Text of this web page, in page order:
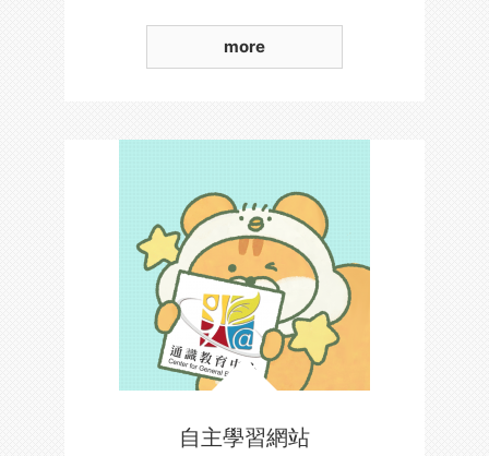
more
自主學習網站